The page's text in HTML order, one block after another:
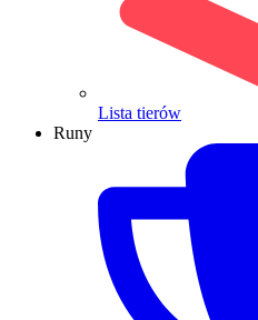
Lista tierów
Runy